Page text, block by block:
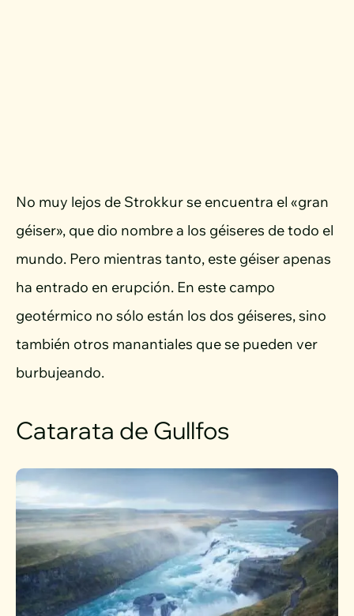
No muy lejos de Strokkur se encuentra el «gran
géiser», que dio nombre a los géiseres de todo el
mundo. Pero mientras tanto, este géiser apenas
ha entrado en erupción. En este campo
geotérmico no sólo están los dos géiseres, sino
también otros manantiales que se pueden ver
burbujeando.
Catarata de Gullfos